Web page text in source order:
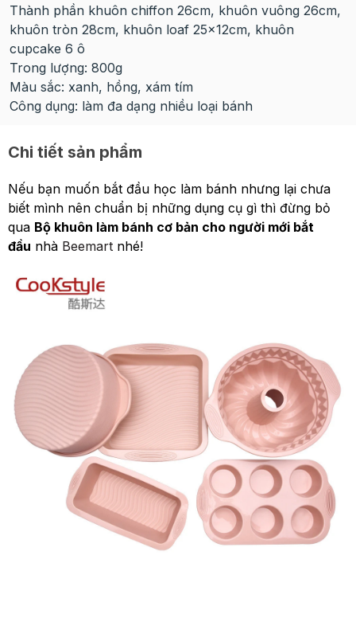
Thành phần khuôn chiffon 26cm, khuôn vuông 26cm,
khuôn tròn 28cm, khuôn loaf 25x12cm, khuôn
cupcake 6 ô
Trong lượng: 800g
Màu sắc: xanh, hồng, xám tím
Công dụng: làm đa dạng nhiều loại bánh
Chi tiết sản phẩm
Nếu bạn muốn bắt đầu học làm bánh nhưng lại chưa
biết mình nên chuẩn bị những dụng cụ gì thì đừng bỏ
qua Bộ khuôn làm bánh cơ bản cho người mới bắt
đầu nhà Beemart nhé!